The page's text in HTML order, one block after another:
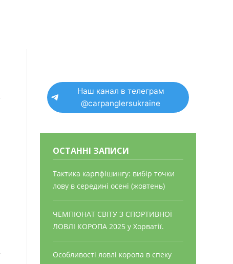
Наш канал в телеграм
@carpanglersukraine
ОСТАННІ ЗАПИСИ
Тактика карпфішингу: вибір точки
лову в середині осені (жовтень)
ЧЕМПІОНАТ СВІТУ З СПОРТИВНОЇ
ЛОВЛІ КОРОПА 2025 у Хорватії.
Особливості ловлі коропа в спеку